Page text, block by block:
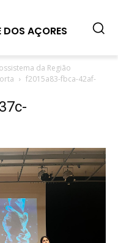
DOS AÇORES
da Região
f2015a83-fbca-42af-